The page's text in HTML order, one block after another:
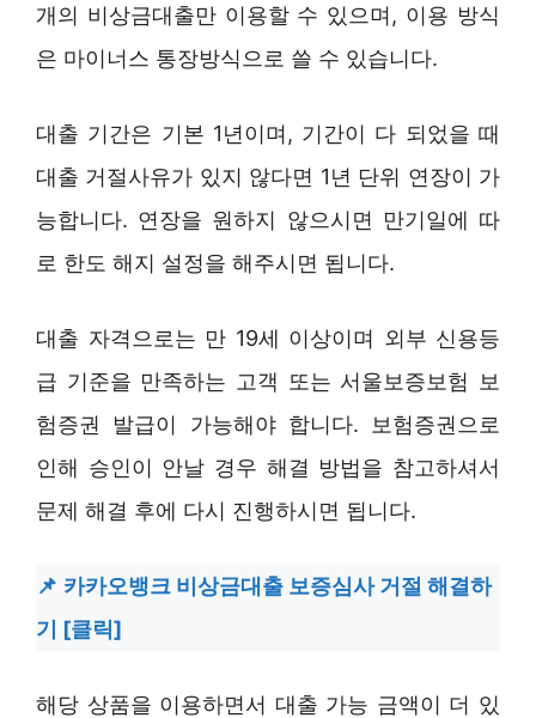
개의 비상금대출만 이용할 수 있으며, 이용 방식
은 마이너스 통장방식으로 쓸 수 있습니다.
대출 기간은 기본 1년이며, 기간이 다 되었을 때
대출 거절사유가 있지 않다면 1년 단위 연장이 가
능합니다. 연장을 원하지 않으시면 만기일에 따
로 한도 해지 설정을 해주시면 됩니다.
대출 자격으로는 만 19세 이상이며 외부 신용등
급 기준을 만족하는 고객 또는 서울보증보험 보
험증권 발급이 가능해야 합니다. 보험증권으로
인해 승인이 안날 경우 해결 방법을 참고하셔서
문제 해결 후에 다시 진행하시면 됩니다.
카카오뱅크 비상금대출 보증심사 거절 해결하
기 [클릭]
해당 상품을 이용하면서 대출 가능 금액이 더 있